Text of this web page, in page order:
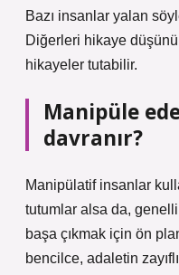
Bazı insanlar yalan
Diğerleri hikaye
hikayeler tutabilir.
Manipüle
davranır?
Manipülatif insanlar
tutumlar alsa da,
başa çıkmak için ön
bencilce, adaletin